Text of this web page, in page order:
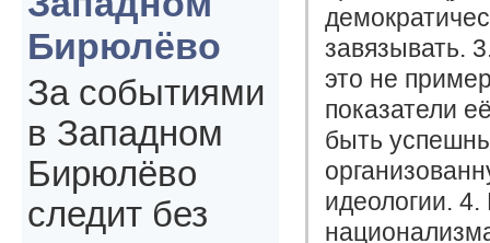
завязывать.
это не
показатели
быть
идеологии. 4.
Бирюлёво
За событиями
в Западном
Бирюлёво
следит без